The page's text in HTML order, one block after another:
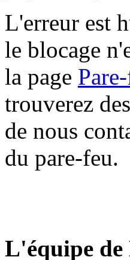
L'erreur est
le blocage
la page
trouverez
de nous
du pare-feu.
L'équipe de